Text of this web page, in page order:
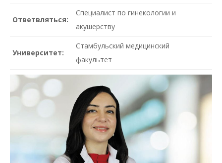
Ответвляться:
Специалист по гинекологии и
акушерству
Университет:
Стамбульский медицинский
факультет